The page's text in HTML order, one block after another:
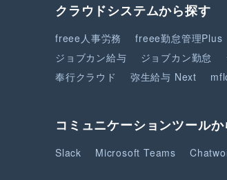
クラウドシステムから探す
freee人事労務 freee勤怠管理Plus
ジョブカン給与
ジョブカン勤怠
奉行クラウド
弥生給与 Next
コミュニケーションツール
Slack Microsoft Teams